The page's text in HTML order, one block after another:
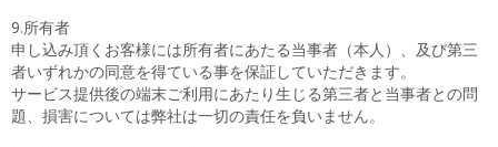
9.所有者
申し込み頂くお客様には所有者にあたる当事者（本人）、及び第三
者いずれかの同意を得ている事を保証していただきます。
サービス提供後の端末ご利用にあたり生じる第三者と当事者との問
題、損害については弊社は一切の責任を負いません。